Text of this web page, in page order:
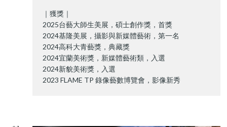
｜獲獎｜
2025台藝大師生美展，碩士創作獎，首獎
2024基隆美展，攝影與新媒體藝術，第一名
2024高科大青藝獎，典藏獎
2024宜蘭美術獎，新媒體藝術類，入選
2024新貌美術獎，入選
2023 FLAME TP 錄像藝數博覽會，影像新秀